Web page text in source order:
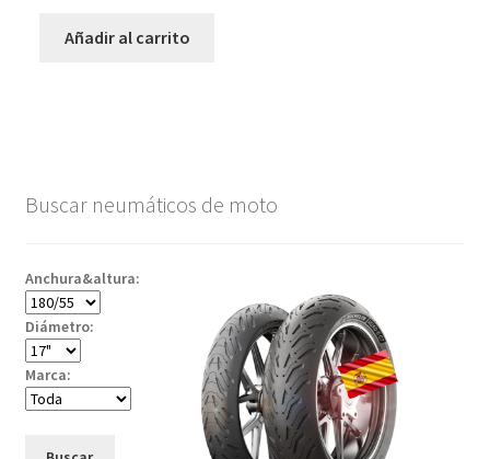
Añadir al carrito
Buscar neumáticos de moto
Anchura&altura:
Diámetro:
Marca: